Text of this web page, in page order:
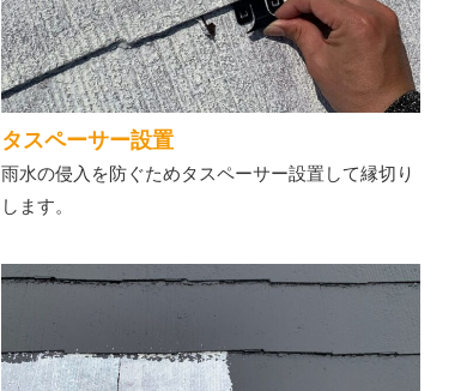
タスペーサー設置
雨水の侵入を防ぐためタスペーサー設置して縁切り
します。